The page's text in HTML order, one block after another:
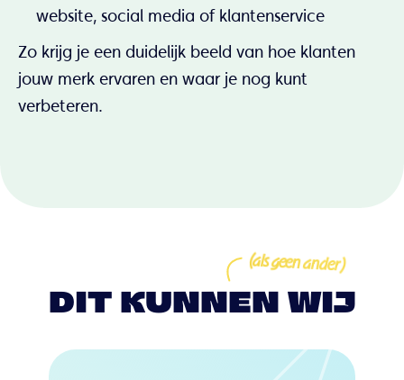
website, social media of klantenservice
Zo krijg je een duidelijk beeld van hoe klanten
jouw merk ervaren en waar je nog kunt
verbeteren.
(als geen ander)
DIT KUNNEN WIJ